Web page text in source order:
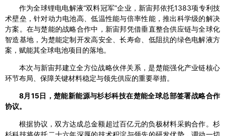
作为全球锂电电解液“双料冠军”企业，新宙邦依托1383项专利技
术壁垒，针对动力电池高、低温性能与倍率性能，推出科学级的解决
方案。在与楚能的战略合作中，新宙邦凭借垂直整合供应链与全球化
智造基地，为楚能定制开发高安全、长寿命、低阻抗的绿色电解液方
案，赋能其全球电池项目的落地。
本次与新宙邦建立全方位战略伙伴关系，是楚能强化产业链核心
环节布局、保障关键材料稳定与领先供应的重要举措。
8月15日，楚能新能源与杉杉科技在楚能全球总部签署战略合作
协议。
根据协议，双方达成总金额超过百亿元的负极材料采购合作。杉